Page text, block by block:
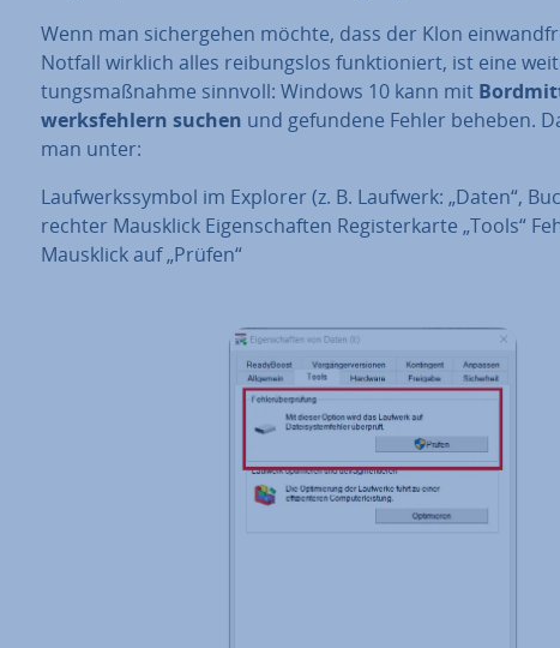
Wenn man si­cher­ge­hen möchte, dass der Klon
Notfall wirklich alles rei­bungs­los funk­tio­niert, ist eine
tungs­maß­nah­me sinnvoll: Windows 10 kann mit
werks­feh­lern suchen und gefundene Fehler beheben.
man unter:
Lauf­werks­sym­bol im Explorer (z. B. Laufwerk: „Daten“,
rechter Mausklick Ei­gen­schaf­ten Re­gis­ter­kar­te „Tools“
Mausklick auf „Prüfen“